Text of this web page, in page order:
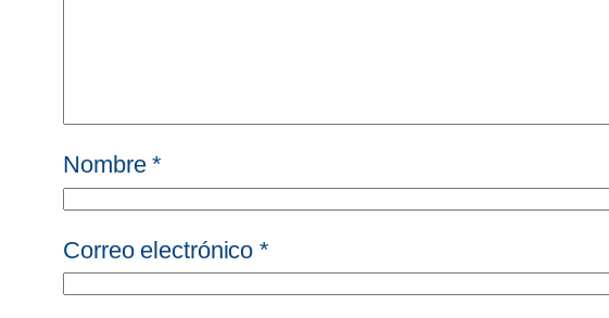
Nombre*
Correo electrónico*